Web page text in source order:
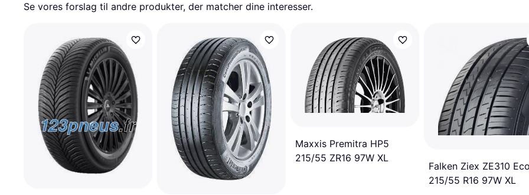
Se vores forslag til andre produkter, der matcher dine interesser.
Maxxis Premitra HP5
215/55 ZR16 97W XL
Falken Ziex ZE310
215/55 R16 97W XL